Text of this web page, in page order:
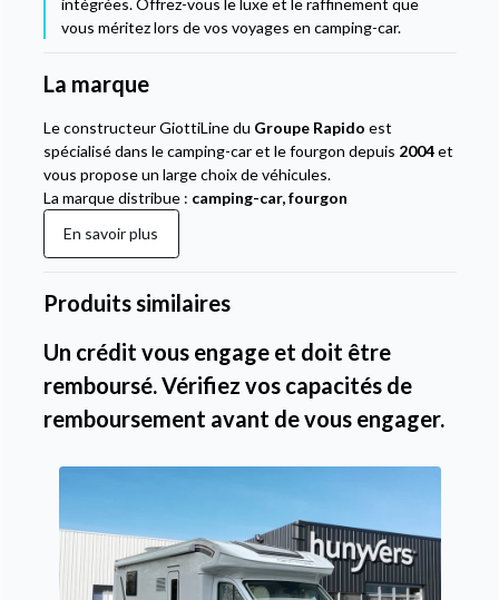
vous méritez lors de vos voyages en camping-car.
La marque
Le constructeur GiottiLine du Groupe Rapido est
spécialisé dans le camping-car et le fourgon depuis 2004et
vous propose un large choix de véhicules.
La marque distribue : camping-car, fourgon
En savoir plus
Produits similaires
Un crédit vous engage et doit être
remboursé. Vérifiez vos capacités de
remboursement avant de vous engager.